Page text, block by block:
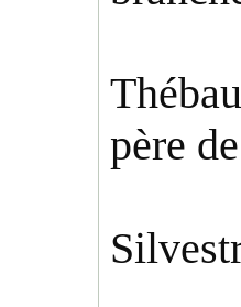
père de